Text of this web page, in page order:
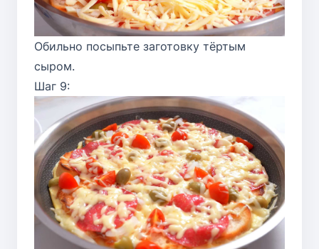
Обильно посыпьте заготовку тёртым
сыром.
Шаг 9: